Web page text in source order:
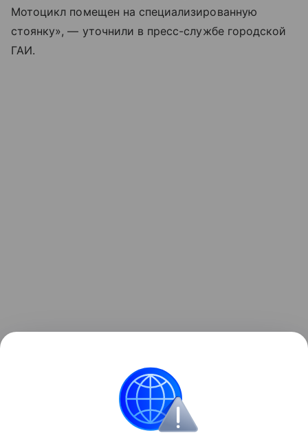
Мотоцикл помещен на специализированную
стоянку», — уточнили в пресс-службе городской
ГАИ.